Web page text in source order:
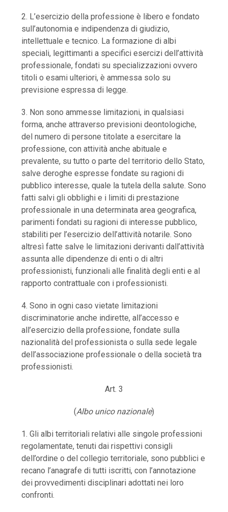
2. L’esercizio della professione è libero e fondato
sull’autonomia e indipendenza di giudizio,
intellettuale e tecnico. La formazione di albi
speciali, legittimanti a specifici esercizi dell’attività
professionale, fondati su specializzazioni ovvero
titoli o esami ulteriori, è ammessa solo su
previsione espressa di legge.
3. Non sono ammesse limitazioni, in qualsiasi
forma, anche attraverso previsioni deontologiche,
del numero di persone titolate a esercitare la
professione, con attività anche abituale e
prevalente, su tutto o parte del territorio dello Stato,
salve deroghe espresse fondate su ragioni di
pubblico interesse, quale la tutela della salute. Sono
fatti salvi gli obblighi e i limiti di prestazione
professionale in una determinata area geografica,
parimenti fondati su ragioni di interesse pubblico,
stabiliti per l’esercizio dell’attività notarile. Sono
altresì fatte salve le limitazioni derivanti dall’attività
assunta alle dipendenze di enti o di altri
professionisti, funzionali alle finalità degli enti e al
rapporto contrattuale con i professionisti.
4. Sono in ogni caso vietate limitazioni
discriminatorie anche indirette, all’accesso e
all’esercizio della professione, fondate sulla
nazionalità del professionista o sulla sede legale
dell’associazione professionale o della società tra
professionisti.
Art. 3
(Albo unico nazionale)
1. Gli albi territoriali relativi alle singole professioni
regolamentate, tenuti dai rispettivi consigli
dell’ordine o del collegio territoriale, sono pubblici e
recano l’anagrafe di tutti iscritti, con l’annotazione
dei provvedimenti disciplinari adottati nei loro
confronti.